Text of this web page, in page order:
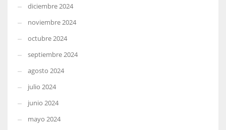
diciembre 2024
noviembre 2024
octubre 2024
septiembre 2024
agosto 2024
julio 2024
junio 2024
mayo 2024